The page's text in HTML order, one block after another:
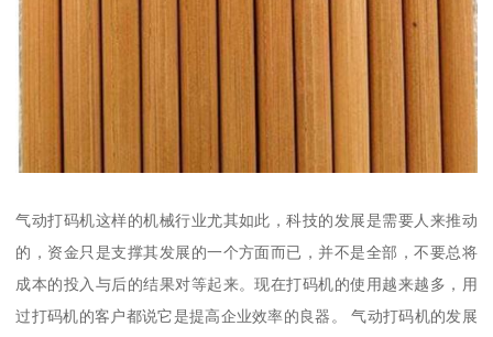
气动打码机这样的机械行业尤其如此，科技的发展是需要人来推动
的，资金只是支撑其发展的一个方面而已，并不是全部，不要总将
成本的投入与后的结果对等起来。现在打码机的使用越来越多，用
过打码机的客户都说它是提高企业效率的良器。 气动打码机的发展